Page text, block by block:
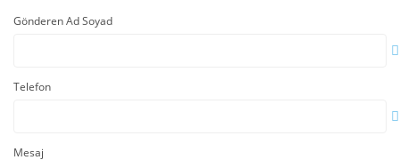
Gönderen Ad Soyad
Telefon
Mesaj